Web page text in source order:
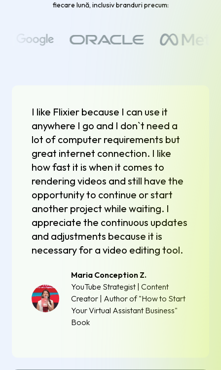
fiecare lună, inclusiv branduri precum:
I like Flixier because I can use it
anywhere I go and I don`t need a
lot of computer requirements but
great internet connection. I like
how fast it is when it comes to
rendering videos and still have the
opportunity to continue or start
another project while waiting. I
appreciate the continuous updates
and adjustments because it is
necessary for a video editing tool.
Maria Conception Z.
YouTube Strategist | Content
Creator | Author of "How to Start
Your Virtual Assistant Business"
Book